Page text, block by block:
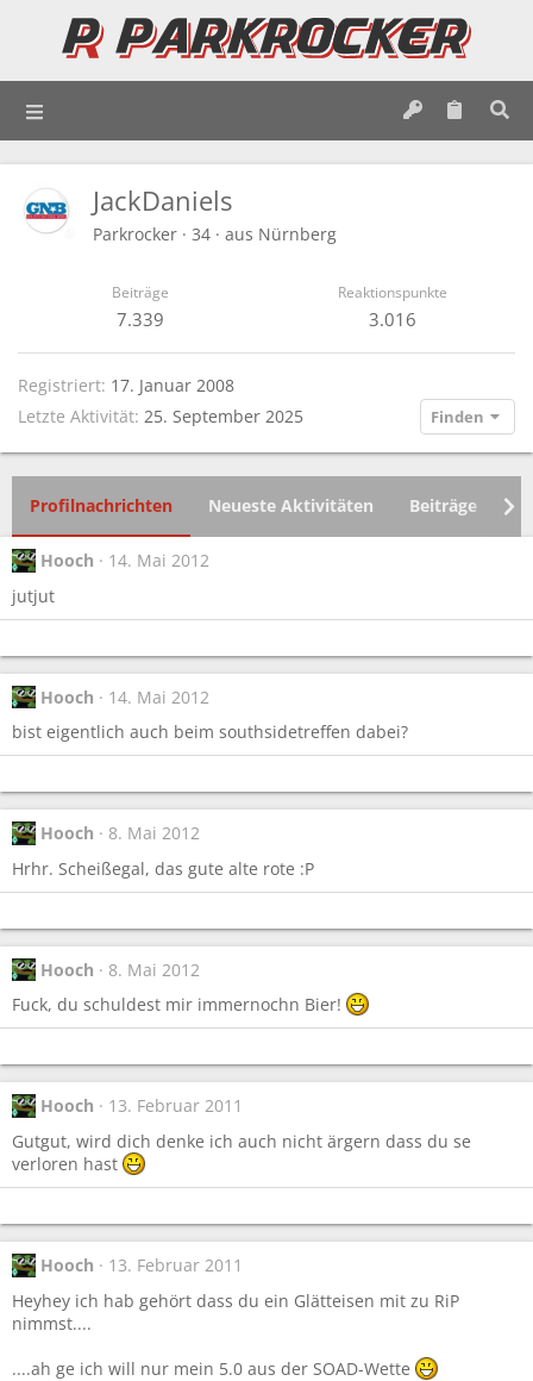
JackDaniels
Parkrocker · 34 · aus Nürnberg
Beiträge
7.339
Reaktionspunkte
3.016
Registriert 17. Januar 2008
Letzte Aktivität 25. September 2025 Finden
Profilnachrichten Neueste Aktivitäten Beiträge
Hooch
14. Mai 2012
jutjut
Hooch
14. Mai 2012
bist eigentlich auch beim southsidetreffen dabei?
Hooch
8. Mai 2012
Hrhr. Scheißegal, das gute alte rote :P
Hooch
8. Mai 2012
Fuck, du schuldest mir immernochn Bier!
Hooch
13. Februar 2011
Gutgut, wird dich denke ich auch nicht ärgern dass du se
verloren hast
Hooch
13. Februar 2011
Heyhey ich hab gehört dass du ein Glätteisen mit zu RiP
nimmst....
....ah ge ich will nur mein 5.0 aus der SOAD-Wette